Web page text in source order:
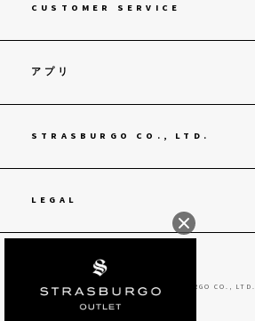
CUSTOMER SERVICE
アプリ
STRASBURGO CO., LTD.
LEGAL
© STRASBURGO CO., LTD.